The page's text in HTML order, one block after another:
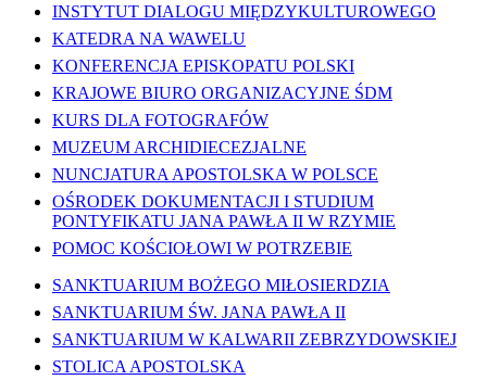
INSTYTUT DIALOGU MIĘDZYKULTUROWEGO
KATEDRA NA WAWELU
KONFERENCJA EPISKOPATU POLSKI
KRAJOWE BIURO ORGANIZACYJNE ŚDM
KURS DLA FOTOGRAFÓW
MUZEUM ARCHIDIECEZJALNE
NUNCJATURA APOSTOLSKA W POLSCE
OŚRODEK DOKUMENTACJI I STUDIUM
PONTYFIKATU JANA PAWŁA II W RZYMIE
POMOC KOŚCIOŁOWI W POTRZEBIE
SANKTUARIUM BOŻEGO MIŁOSIERDZIA
SANKTUARIUM ŚW. JANA PAWŁA II
SANKTUARIUM W KALWARII ZEBRZYDOWSKIEJ
STOLICA APOSTOLSKA